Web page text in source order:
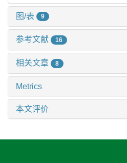
图/表 9
参考文献 16
相关文章 8
Metrics
本文评价